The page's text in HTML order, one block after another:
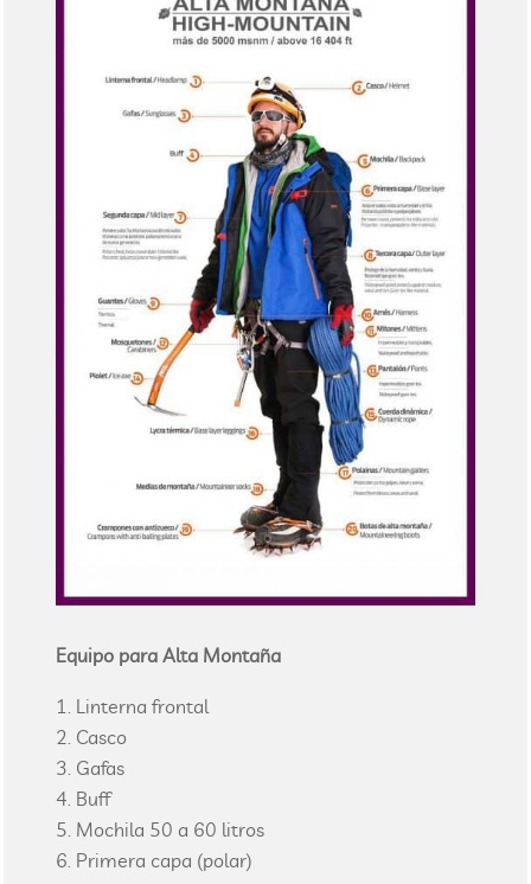
Equipo para Alta Montaña
Linterna frontal
Casco
Gafas
Buff
Mochila 50 a 60 litros
Primera capa (polar)